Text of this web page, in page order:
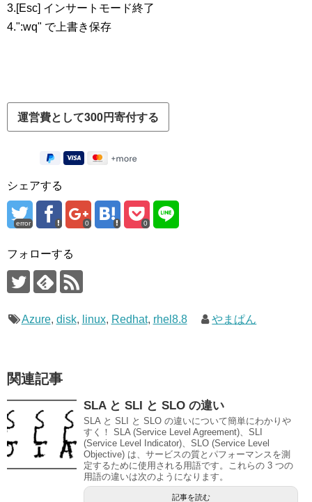
3.[Esc] インサートモード終了
4.":wq" で上書き保存
シェアする
error 0 0
フォローする
Azure, disk, linux, Redhat, rhel8.8 やまぱん
関連記事
SLA と SLI と SLO の違い
SLA と SLI と SLO の違いについて簡単にわかりや
すく！ SLA (Service Level Agreement)、SLI
(Service Level Indicator)、SLO (Service Level
Objective) は、サービスの質とパフォーマンスを測
定するために使用される用語です。これらの 3 つの
用語の違いは次のようになります。
記事を読む